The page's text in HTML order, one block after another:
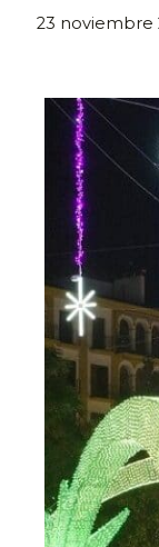
23 noviembre